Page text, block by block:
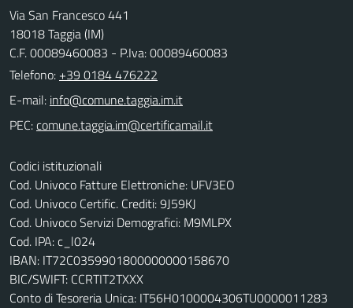
Via San Francesco 441
18018 Taggia (IM)
C.F. 00089460083 - P.Iva: 00089460083
Telefono: +39 0184 476222
E-mail:
PEC:
Codici istituzionali
Cod. Univoco Fatture Elettroniche: UFV3EO
Cod. Univoco Certific. Crediti: 9J59KJ
Cod. Univoco Servizi Demografici: M9MLPX
Cod. IPA: c_l024
IBAN: IT72C0359901800000000158670
BIC/SWIFT: CCRTIT2TXXX
Conto di Tesoreria Unica: IT56H0100004306TU0000011283